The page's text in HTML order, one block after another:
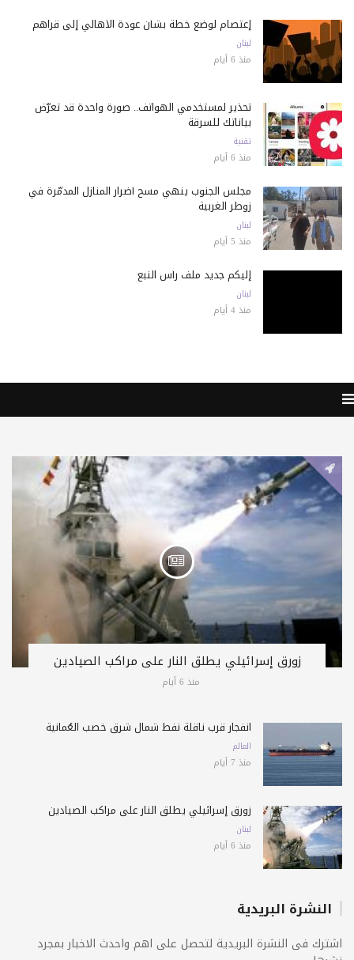
إعتصام لوضع خطة بشأن عودة الأهالي إلى قراهم
لبنان
منذ 6 أيام
تحذير لمستخدمي الهواتف.. صورة واحدة قد تعرّض
بياناتك للسرقة
تقنية
منذ 6 أيام
مجلس الجنوب ينهي مسح أضرار المنازل المدمّرة في
زوطر الغربية
لبنان
منذ 5 أيام
إليكم جديد ملف رأس النبع
لبنان
منذ 4 أيام
زورق إسرائيلي يطلق النار على مراكب الصيادين
منذ 6 أيام
انفجار قرب ناقلة نفط شمال شرق خصب العُمانية
العالم
منذ 7 أيام
زورق إسرائيلي يطلق النار على مراكب الصيادين
لبنان
منذ 6 أيام
النشرة البريدية
اشترك فى النشرة البريدية لتحصل على اهم واحدث الاخبار بمجرد